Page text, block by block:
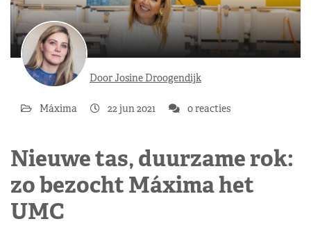
Door Josine Droogendijk
Máxima 22 jun 2021 0 reacties
Nieuwe tas, duurzame rok:
zo bezocht Máxima het
UMC